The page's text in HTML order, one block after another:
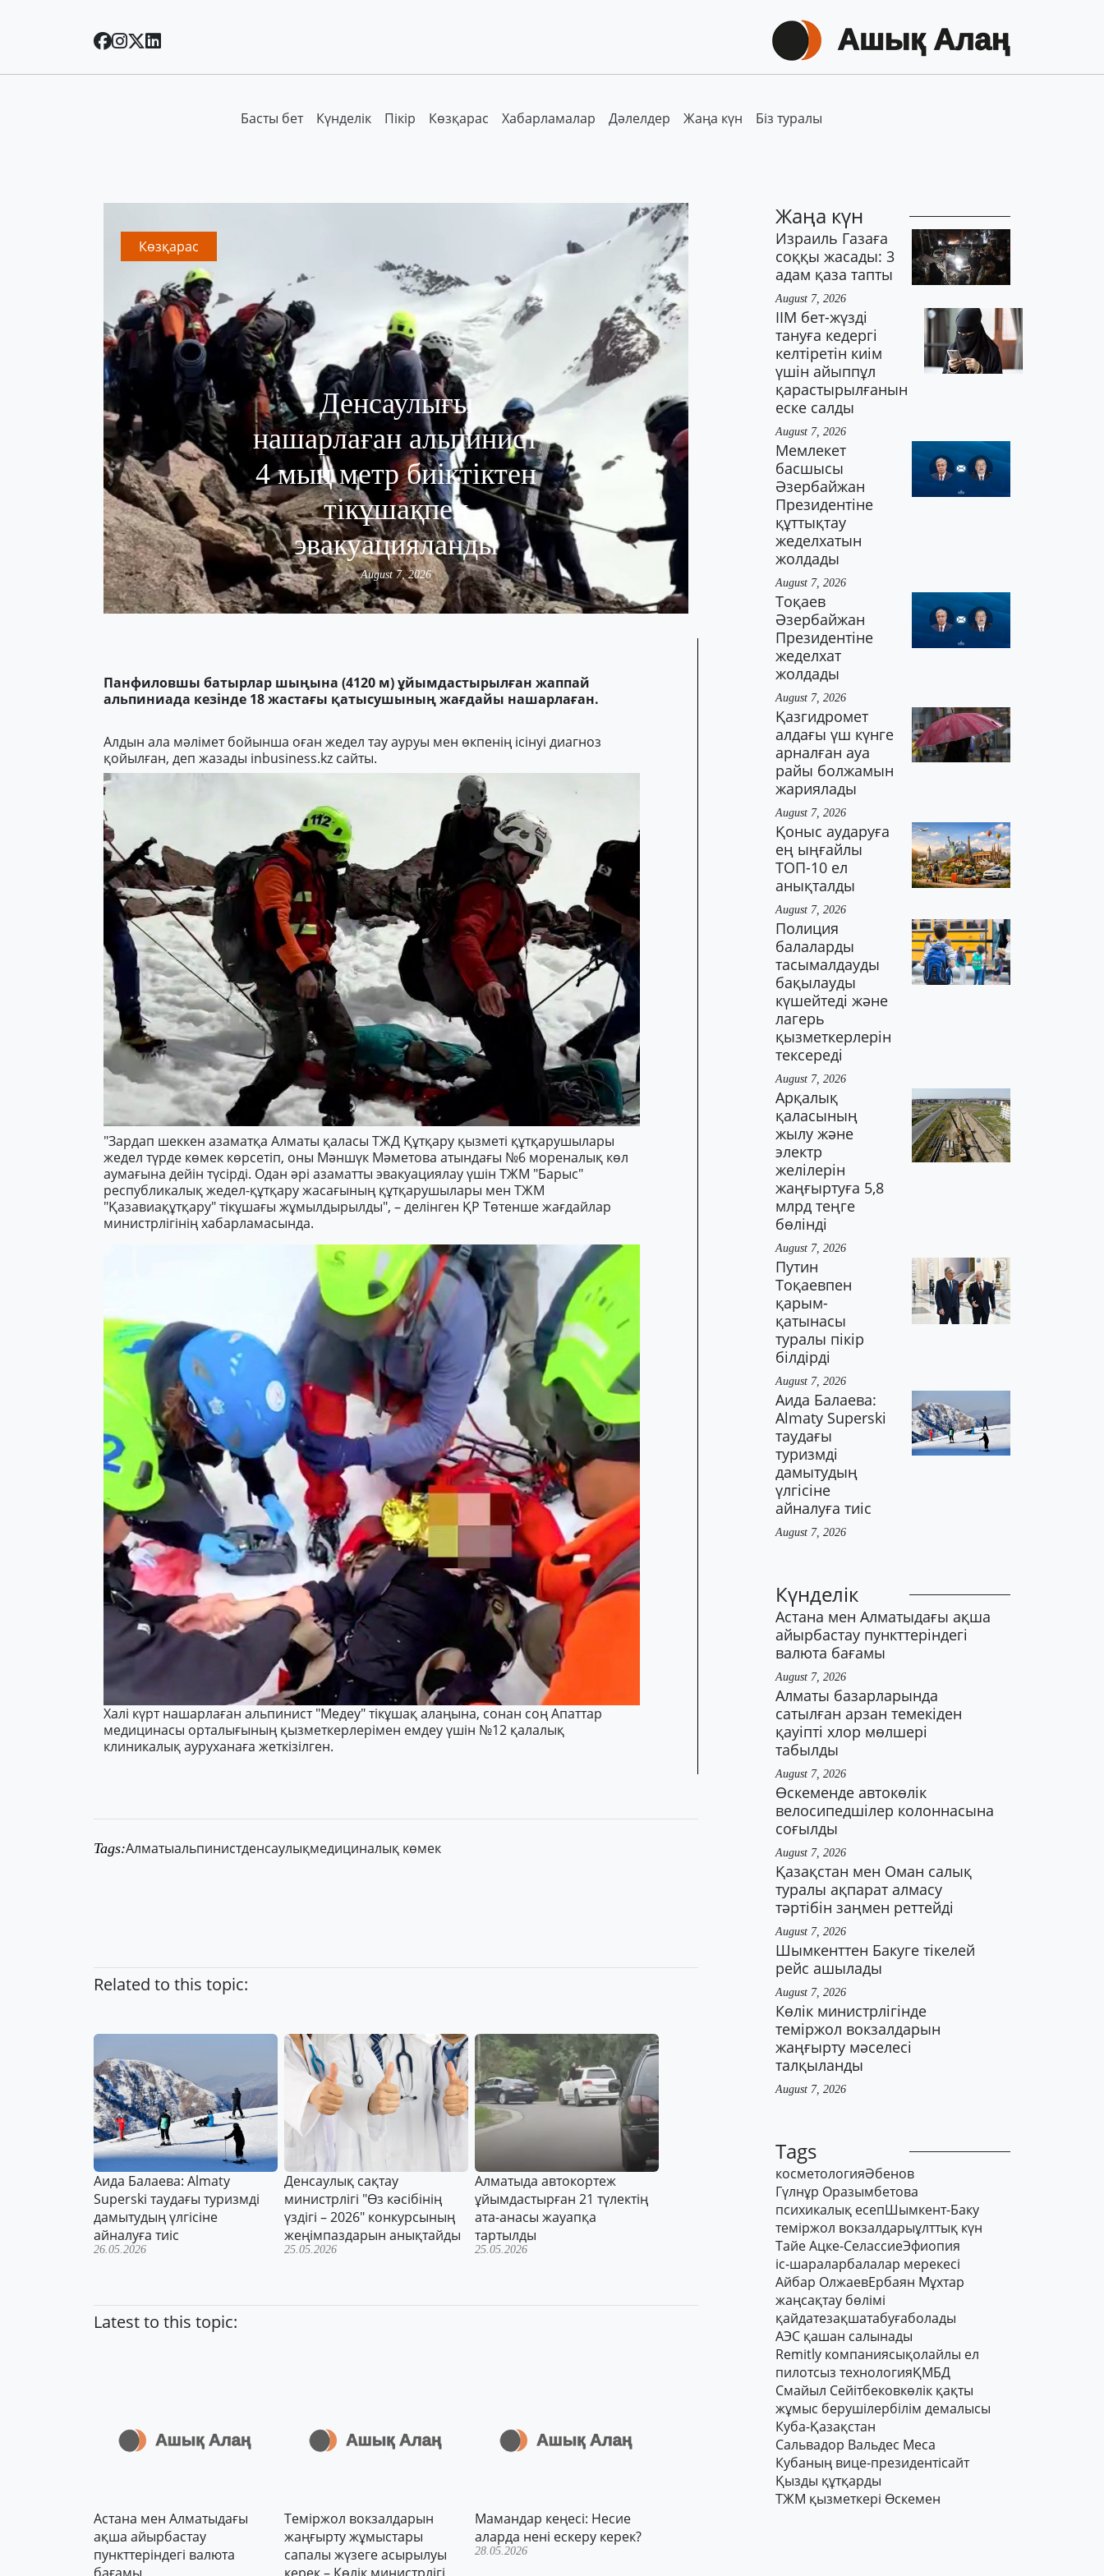
Басты бет Күнделік Пікір Көзқарас Хабарламалар Дәлелдер Жаңа күн Біз туралы
Денсаулығы
нашарлаған альпинист
4 мың метр биіктіктен
тікұшақпен
эвакуацияланды
August 7, 2026
Көзқарас
Панфиловшы батырлар шыңына (4120 м) ұйымдастырылған жаппай
альпиниада кезінде 18 жастағы қатысушының жағдайы нашарлаған.
Алдын ала мәлімет бойынша оған жедел тау ауруы мен өкпенің ісінуі диагноз
қойылған, деп жазады inbusiness.kz сайты.
"Зардап шеккен азаматқа Алматы қаласы ТЖД Құтқару қызметі құтқарушылары
жедел түрде көмек көрсетіп, оны Мәншүк Мәметова атындағы №6 мореналық көл
аумағына дейін түсірді. Одан әрі азаматты эвакуациялау үшін ТЖМ "Барыс"
республикалық жедел-құтқару жасағының құтқарушылары мен ТЖМ
"Қазавиақұтқару" тікұшағы жұмылдырылды", – делінген ҚР Төтенше жағдайлар
министрлігінің хабарламасында.
Халі күрт нашарлаған альпинист "Медеу" тікұшақ алаңына, сонан соң Апаттар
медицинасы орталығының қызметкерлерімен емдеу үшін №12 қалалық
клиникалық ауруханаға жеткізілген.
Tags:Алматыальпинистденсаулықмедициналық көмек
Related to this topic:
Аида Балаева: Almaty
Superski таудағы туризмді
дамытудың үлгісіне
айналуға тиіс
26.05.2026
Денсаулық сақтау
министрлігі "Өз кәсібінің
үздігі – 2026" конкурсының
жеңімпаздарын анықтайды
25.05.2026
Алматыда автокортеж
ұйымдастырған 21 түлектің
ата-анасы жауапқа
тартылды
25.05.2026
Latest to this topic:
Астана мен Алматыдағы
ақша айырбастау
пункттеріндегі валюта
Теміржол вокзалдарын
жаңғырту жұмыстары
сапалы жүзеге асырылуы
Мамандар кеңесі: Несие
аларда нені ескеру керек?
28.05.2026
Жаңа күн
Израиль Газаға
соққы жасады: 3
адам қаза тапты
August 7, 2026
ІІМ бет-жүзді
тануға кедергі
келтіретін киім
үшін айыппұл
қарастырылғанын
еске салды
August 7, 2026
Мемлекет
басшысы
Әзербайжан
Президентіне
құттықтау
жеделхатын
жолдады
August 7, 2026
Тоқаев
Әзербайжан
Президентіне
жеделхат
жолдады
August 7, 2026
Қазгидромет
алдағы үш күнге
арналған ауа
райы болжамын
жариялады
August 7, 2026
Қоныс аударуға
ең ыңғайлы
ТОП-10 ел
анықталды
August 7, 2026
Полиция
балаларды
тасымалдауды
бақылауды
күшейтеді және
лагерь
қызметкерлерін
тексереді
August 7, 2026
Арқалық
қаласының
жылу және
электр
желілерін
жаңғыртуға 5,8
млрд теңге
бөлінді
August 7, 2026
Путин
Тоқаевпен
қарым-
қатынасы
туралы пікір
білдірді
August 7, 2026
Аида Балаева:
Almaty Superski
таудағы
туризмді
дамытудың
үлгісіне
айналуға тиіс
August 7, 2026
Күнделік
Астана мен Алматыдағы ақша
айырбастау пункттеріндегі
валюта бағамы
August 7, 2026
Алматы базарларында
сатылған арзан темекіден
қауіпті хлор мөлшері
табылды
August 7, 2026
Өскеменде автокөлік
велосипедшілер колоннасына
соғылды
August 7, 2026
Қазақстан мен Оман салық
туралы ақпарат алмасу
тәртібін заңмен реттейді
August 7, 2026
Шымкенттен Бакуге тікелей
рейс ашылады
August 7, 2026
Көлік министрлігінде
теміржол вокзалдарын
жаңғырту мәселесі
талқыланды
August 7, 2026
Tags
косметологияӘбенов
Гүлнұр Оразымбетова
психикалық есепШымкент-Баку
теміржол вокзалдарыұлттық күн
Тайе Ацке-СелассиеЭфиопия
іс-шараларбалалар мерекесі
Айбар ОлжаевЕрбаян Мұхтар
жаңсақтау бөлімі
қайдатезақшатабуғаболады
АЭС қашан салынады
Remitly компаниясықолайлы ел
пилотсыз технологияҚМБД
Смайыл Сейітбековкөлік қақты
жұмыс берушілербілім демалысы
Куба-Қазақстан
Сальвадор Вальдес Меса
Кубаның вице-президентісайт
Қызды құтқарды
ТЖМ қызметкері Өскемен